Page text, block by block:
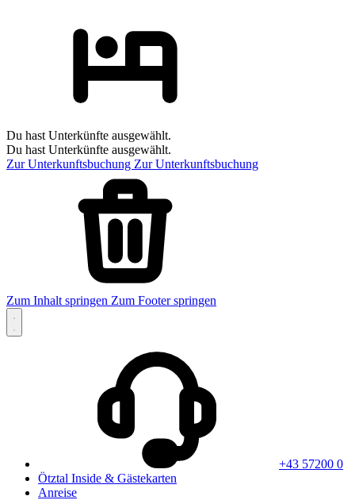
Du hast Unterkünfte ausgewählt.
Du hast Unterkünfte ausgewählt.
Zur Unterkunftsbuchung Zur Unterkunftsbuchung
Zum Inhalt springen Zum Footer springen
+43 57200 0
Ötztal Inside & Gästekarten
Anreise